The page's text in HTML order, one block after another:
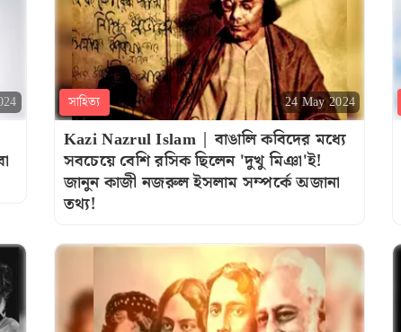
সাহিত্য 24 May 2024
Kazi Nazrul Islam | বাঙালি কবিদের মধ্যে
সবচেয়ে বেশি রসিক ছিলেন 'দুখু মিঞা'ই!
জানুন কাজী নজরুল ইসলাম সম্পর্কে অজানা
তথ্য!